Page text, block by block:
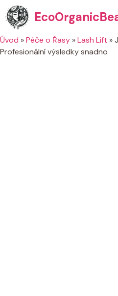
Přeskočit
na
obsah
Úvod »Péče o Řasy »Lash Lift »
Profesionální výsledky snadno